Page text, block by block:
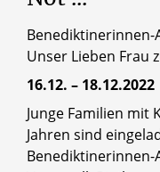
Benediktinerinnen-
Unser Lieben Frau
16.12. – 18.12.2022
Junge Familien mit
Jahren sind
Benediktinerinnen-